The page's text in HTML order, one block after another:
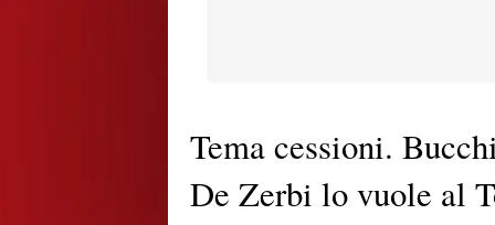
Tema cessioni.
De Zerbi lo vuole al